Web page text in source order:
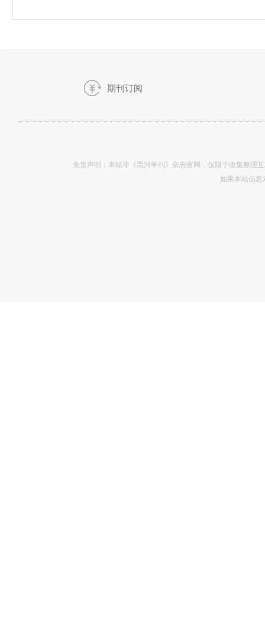
期刊订阅
免责声明：本站非《黑河学刊》杂志官网，仅限于收集整理
如果本站信息